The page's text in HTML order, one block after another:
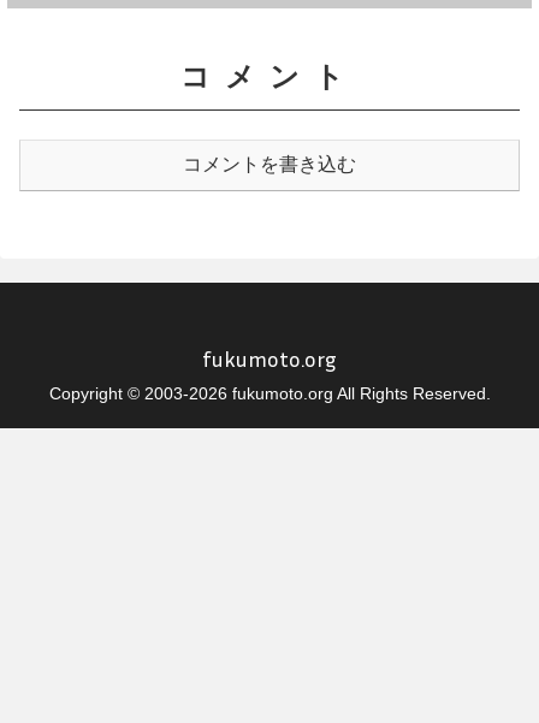
コメント
コメントを書き込む
fukumoto.org
Copyright © 2003-2026 fukumoto.org All Rights Reserved.